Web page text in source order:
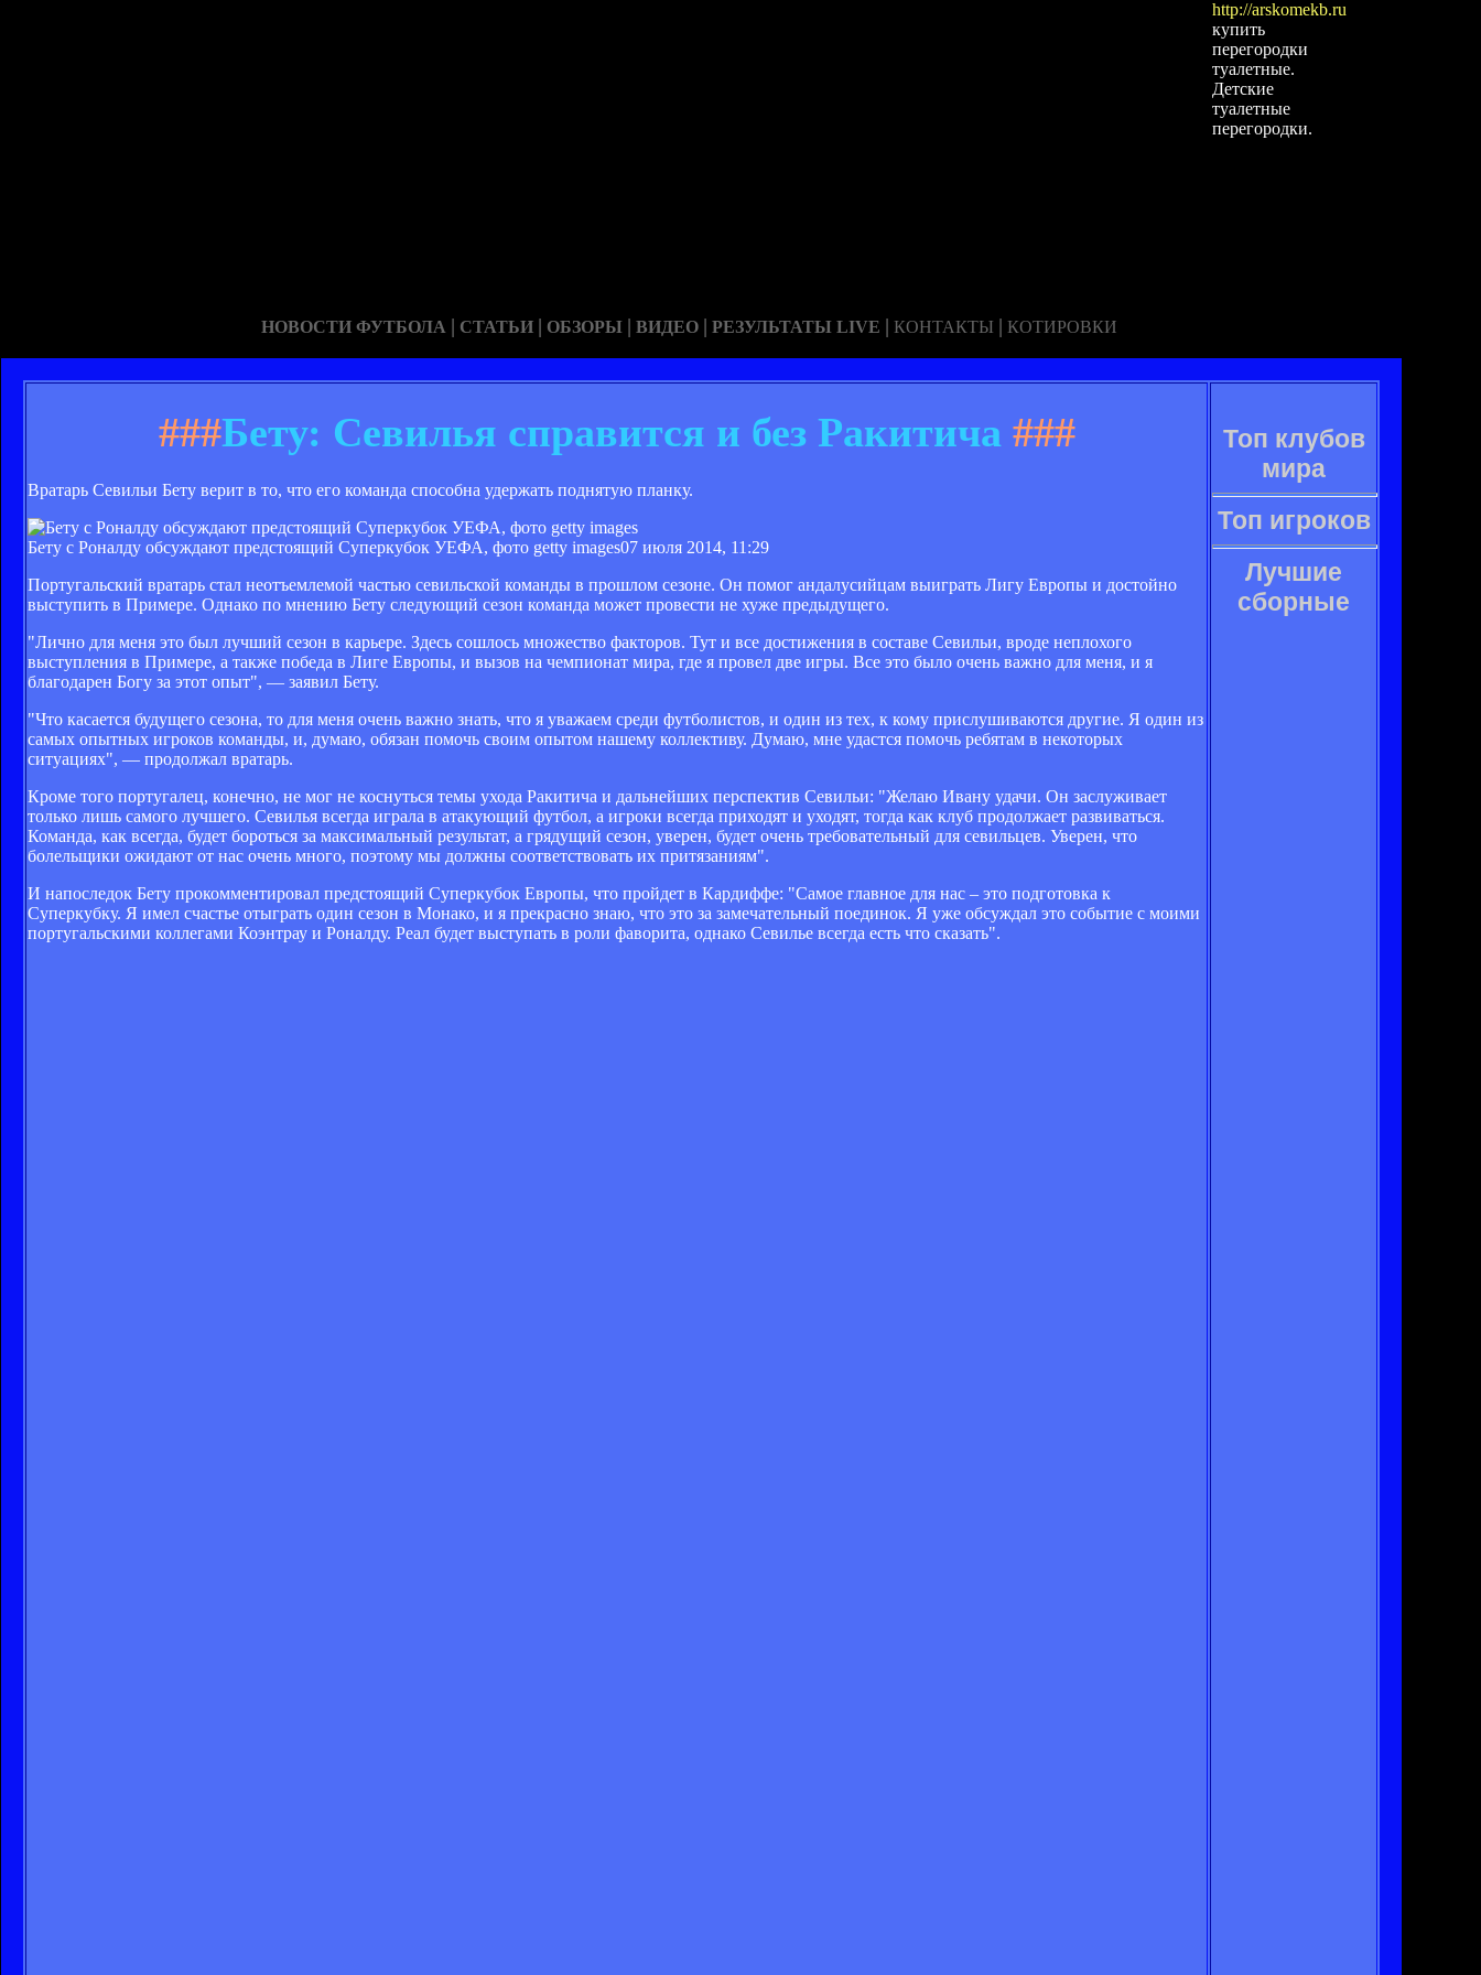
НОВОСТИ ФУТБОЛА | СТАТЬИ | ОБЗОРЫ | ВИДЕО | РЕЗУЛЬТАТЫ LIVE | КОНТАКТЫ | КОТИРОВКИ
###Бету: Севилья справится и без Ракитича###
Вратарь Севильи Бету верит в то, что его команда способна удержать поднятую планку.
Бету с Роналду обсуждают предстоящий Суперкубок УЕФА, фото getty images07 июля 2014, 11:29
Португальский вратарь стал неотъемлемой частью севильской команды в прошлом сезоне. Он помог андалусийцам выиграть Лигу Европы и достойно
выступить в Примере. Однако по мнению Бету следующий сезон команда может провести не хуже предыдущего.
"Лично для меня это был лучший сезон в карьере. Здесь сошлось множество факторов. Тут и все достижения в составе Севильи, вроде неплохого
выступления в Примере, а также победа в Лиге Европы, и вызов на чемпионат мира, где я провел две игры. Все это было очень важно для меня, и я
благодарен Богу за этот опыт", — заявил Бету.
"Что касается будущего сезона, то для меня очень важно знать, что я уважаем среди футболистов, и один из тех, к кому прислушиваются другие. Я один из
самых опытных игроков команды, и, думаю, обязан помочь своим опытом нашему коллективу. Думаю, мне удастся помочь ребятам в некоторых
ситуациях", — продолжал вратарь.
Кроме того португалец, конечно, не мог не коснуться темы ухода Ракитича и дальнейших перспектив Севильи: "Желаю Ивану удачи. Он заслуживает
только лишь самого лучшего. Севилья всегда играла в атакующий футбол, а игроки всегда приходят и уходят, тогда как клуб продолжает развиваться.
Команда, как всегда, будет бороться за максимальный результат, а грядущий сезон, уверен, будет очень требовательный для севильцев. Уверен, что
болельщики ожидают от нас очень много, поэтому мы должны соответствовать их притязаниям".
И напоследок Бету прокомментировал предстоящий Суперкубок Европы, что пройдет в Кардиффе: "Самое главное для нас – это подготовка к
Суперкубку. Я имел счастье отыграть один сезон в Монако, и я прекрасно знаю, что это за замечательный поединок. Я уже обсуждал это событие с моими
португальскими коллегами Коэнтрау и Роналду. Реал будет выступать в роли фаворита, однако Севилье всегда есть что сказать".
Топ клубов
мира
Топ игроков
Лучшие
сборные
http://arskomekb.ru
купить
перегородки
туалетные.
Детские
туалетные
перегородки.